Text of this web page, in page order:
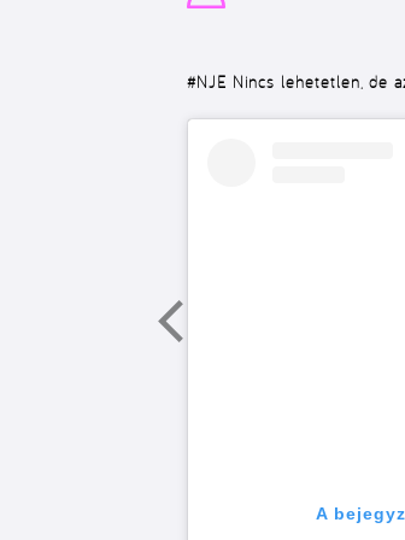
#NJE Nincs lehetetlen, de
A